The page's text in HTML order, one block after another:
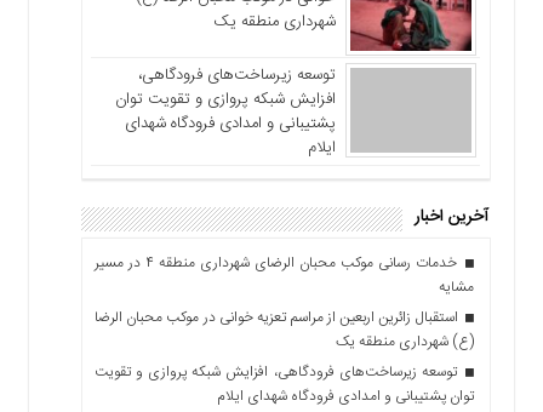
شهرداری منطقه یک
توسعه زیرساخت‌های فرودگاهی،
افزایش شبکه پروازی و تقویت توان
پشتیبانی و امدادی فرودگاه شهدای
ایلام
آخرین اخبار
خدمات رسانی موکب محبان الرضای شهرداری منطقه ۴ در مسیر
مشایه
استقبال زائرین اربعین از مراسم تعزیه خوانی در موکب محبان الرضا
(ع) شهرداری منطقه یک
توسعه زیرساخت‌های فرودگاهی، افزایش شبکه پروازی و تقویت
توان پشتیبانی و امدادی فرودگاه شهدای ایلام